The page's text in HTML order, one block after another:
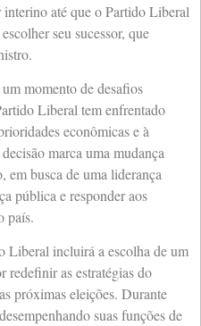
até que o Partido Liberal
seu sucessor, que
momento de desafios
Liberal tem enfrentado
econômicas e à
marca uma mudança
em busca de uma liderança
pública e responder aos
país.
Liberal incluirá a escolha de um
redefinir as estratégias do
próximas eleições. Durante
suas funções de